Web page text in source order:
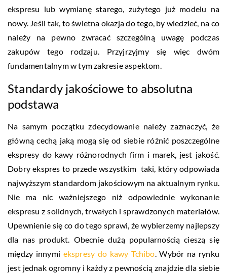
ekspresu lub wymianę starego, zużytego już modelu na
nowy. Jeśli tak, to świetna okazja do tego, by wiedzieć, na co
należy na pewno zwracać szczególną uwagę podczas
zakupów tego rodzaju. Przyjrzyjmy się więc dwóm
fundamentalnym w tym zakresie aspektom.
Standardy jakościowe to absolutna
podstawa
Na samym początku zdecydowanie należy zaznaczyć, że
główną cechą jaką mogą się od siebie różnić poszczególne
ekspresy do kawy różnorodnych firm i marek, jest jakość.
Dobry ekspres to przede wszystkim taki, który odpowiada
najwyższym standardom jakościowym na aktualnym rynku.
Nie ma nic ważniejszego niż odpowiednie wykonanie
ekspresu z solidnych, trwałych i sprawdzonych materiałów.
Upewnienie się co do tego sprawi, że wybierzemy najlepszy
dla nas produkt. Obecnie dużą popularnością cieszą się
między innymi ekspresy do kawy Tchibo. Wybór na rynku
jest jednak ogromny i każdy z pewnością znajdzie dla siebie